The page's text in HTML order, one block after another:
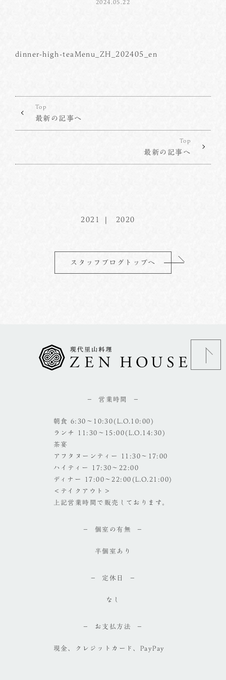
2024.05.22
dinner-high-teaMenu_ZH_202405_en
Top
最新の記事へ
Top
最新の記事へ
2021 2020
スタッフブログトップへ
営業時間
朝食 6:30～10:30(L.O.10:00)
ランチ 11:30～15:00(L.O.14:30)
茶宴
アフタヌーンティー 11:30～17:00
ハイティー 17:30～22:00
ディナー 17:00～22:00(L.O.21:00)
＜テイクアウト＞
上記営業時間で販売しております。
個室の有無
半個室あり
定休日
なし
お支払方法
現金、クレジットカード、PayPay